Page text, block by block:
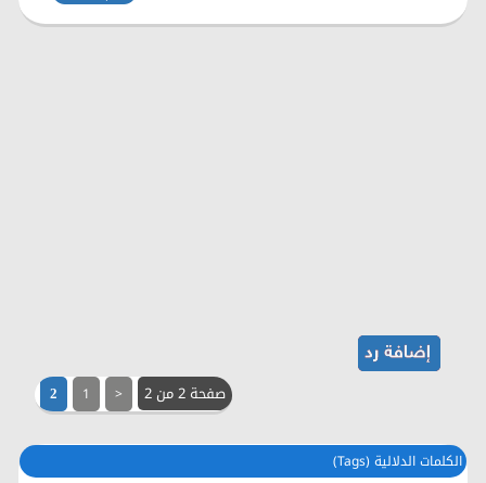
صفحة 2 من 2 <
1
2
الكلمات الدلالية (Tags)